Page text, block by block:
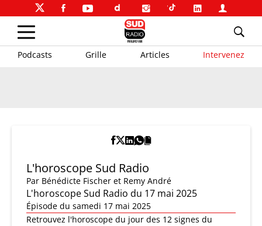
Podcasts Grille Articles Intervenez
L'horoscope Sud Radio
Par Bénédicte Fischer et Remy André
L'horoscope Sud Radio du 17 mai 2025
Épisode du samedi 17 mai 2025
Retrouvez l'horoscope du jour des 12 signes du